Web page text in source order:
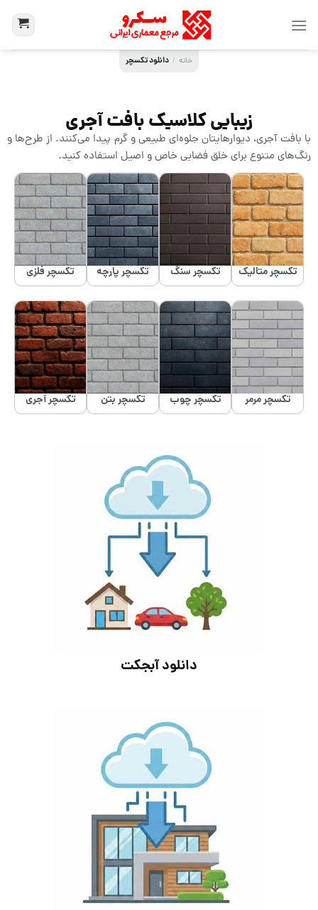
خانه / دانلود تکسچر
زیبایی کلاسیک بافت آجری
با بافت آجری، دیوارهایتان جلوه‌ای طبیعی و گرم پیدا می‌کنند. از طرح‌ها و
رنگ‌های متنوع برای خلق فضایی خاص و اصیل استفاده کنید.
تکسچر متالیک تکسچر سنگ تکسچر پارچه تکسچر فلزی
تکسچر مرمر تکسچر چوب تکسچر بتن تکسچر آجری
دانلود آبجکت